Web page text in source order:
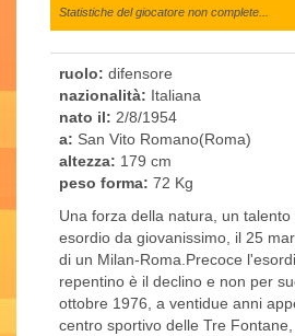
Statistiche del giocatore non complete...
ruolo: difensore
nazionalità: Italiana
nato il: 2/8/1954
a: San Vito Romano(Roma)
altezza: 179 cm
peso forma: 72 Kg
Una forza della natura, un
esordio da giovanissimo, il 25
di un Milan-Roma.Precoce
repentino è il declino e non per
ottobre 1976, a ventidue anni
centro sportivo delle Tre